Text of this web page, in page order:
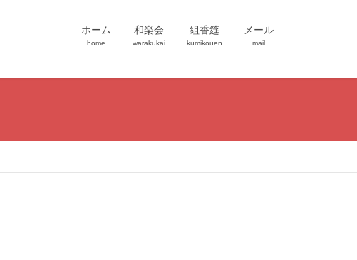
ホーム
home
和楽会
warakukai
組香筵
kumikouen
メール
mail